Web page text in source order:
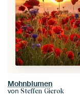
Mohnblumen
von Steffen Gierok